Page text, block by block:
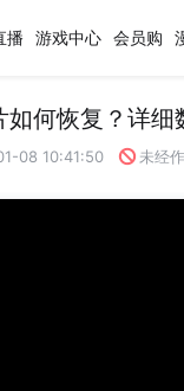
播 游戏中心 会员购
何恢复？详细
08 10:41:50 未经